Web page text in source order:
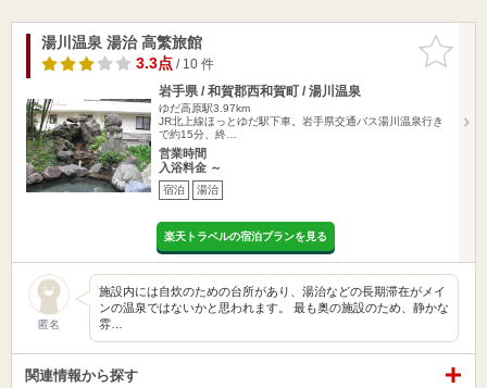
お気に入
りに追加
湯川温泉 湯治 高繁旅館
3.3点/ 10 件
岩手県 / 和賀郡西和賀町 / 湯川温泉
ゆだ高原駅3.97km
JR北上線ほっとゆだ駅下車。岩手県交通バス湯川温泉行き
で約15分、終…
営業時間
入浴料金 ～
宿泊 湯治
楽天トラベルの宿泊プランを見る
匿名
施設内には自炊のための台所があり、湯治などの長期滞在がメイ
ンの温泉ではないかと思われます。 最も奥の施設のため、静かな
雰…
関連情報から探す